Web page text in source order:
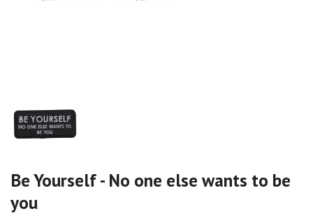
Be Yourself - No one else wants to be
you